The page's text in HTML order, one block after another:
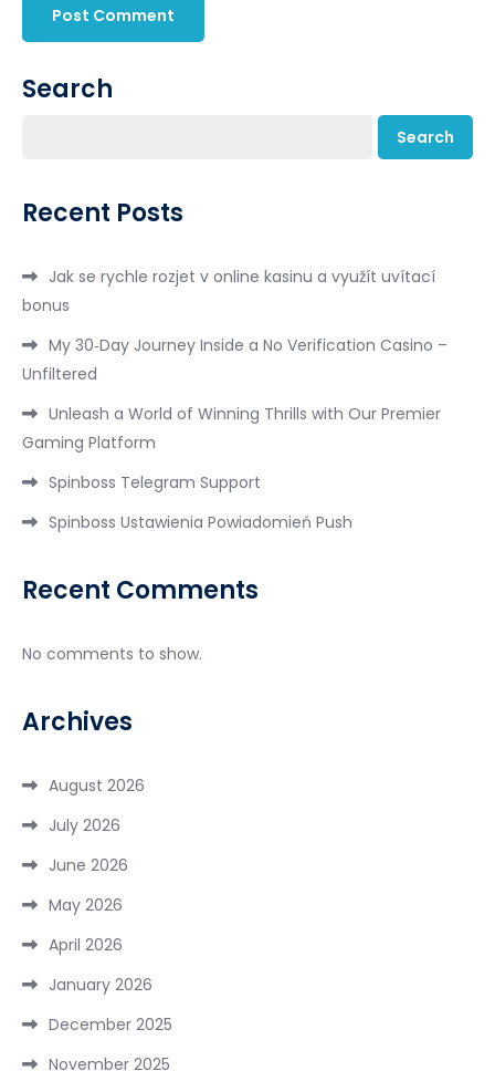
Search
Search
Recent Posts
Jak se rychle rozjet v online kasinu a využít uvítací
bonus
My 30‑Day Journey Inside a No Verification Casino –
Unfiltered
Unleash a World of Winning Thrills with Our Premier
Gaming Platform
Spinboss Telegram Support
Spinboss Ustawienia Powiadomień Push
Recent Comments
No comments to show.
Archives
August 2026
July 2026
June 2026
May 2026
April 2026
January 2026
December 2025
November 2025